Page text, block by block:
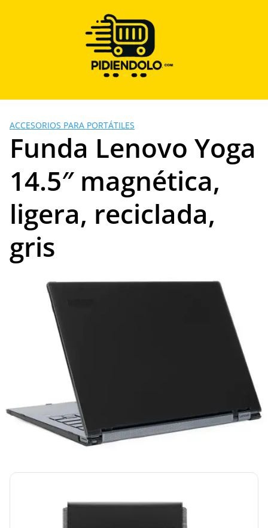
ACCESORIOS PARA PORTÁTILES
Funda Lenovo Yoga
14.5″ magnética,
ligera, reciclada,
gris